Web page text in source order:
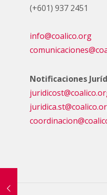
(+601) 937 2451
info@coalico.org
Notificaciones